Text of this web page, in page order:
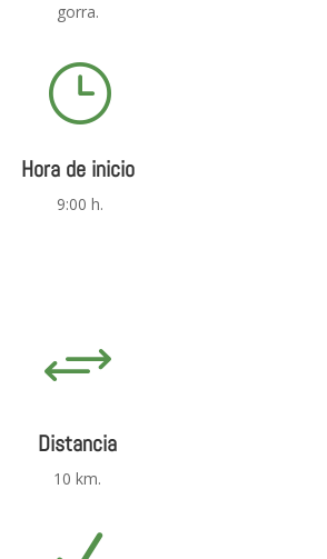
gorra.
}
Hora de inicio
9:00 h.
+
Distancia
10 km.